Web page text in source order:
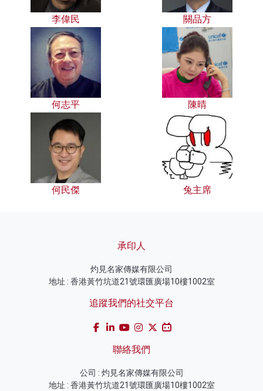
李偉民 關品方
何志平 陳晴
何民傑 兔主席
承印人
灼見名家傳媒有限公司
地址 : 香港黃竹坑道21號環匯廣場10樓1002室
追蹤我們的社交平台
聯絡我們
公司 : 灼見名家傳媒有限公司
地址 : 香港黃竹坑道21號環匯廣場10樓1002室